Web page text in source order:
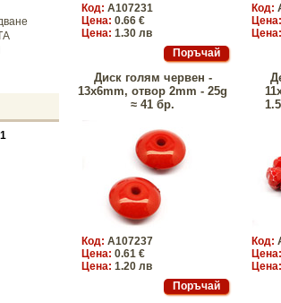
Код: A107231
Цена: 0.66 €
Цена: 1.30 лв
Код:
Диск голям червен -
13x6mm, отвор 2mm - 25g
≈ 41 бр.
Код: A107237
Цена: 0.61 €
Цена: 1.20 лв
Код: